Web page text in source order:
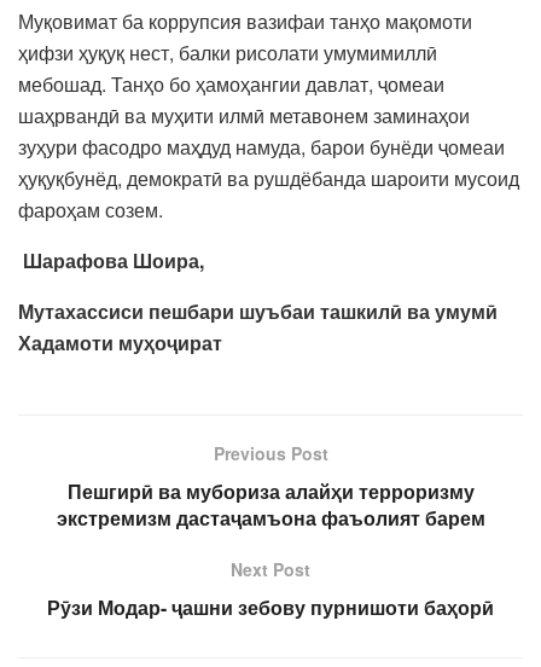
Муқовимат ба коррупсия вазифаи танҳо мақомоти
ҳифзи ҳуқуқ нест, балки рисолати умумимиллӣ
мебошад. Танҳо бо ҳамоҳангии давлат, ҷомеаи
шаҳрвандӣ ва муҳити илмӣ метавонем заминаҳои
зуҳури фасодро маҳдуд намуда, барои бунёди ҷомеаи
ҳуқуқбунёд, демократӣ ва рушдёбанда шароити мусоид
фароҳам созем.
Шарафова Шоира,
Мутахассиси пешбари шуъбаи ташкилӣ ва умумӣ
Хадамоти муҳоҷират
Previous Post
Пешгирӣ ва мубориза алайҳи терроризму
экстремизм дастаҷамъона фаъолият барем
Next Post
Рӯзи Модар- ҷашни зебову пурнишоти баҳорӣ